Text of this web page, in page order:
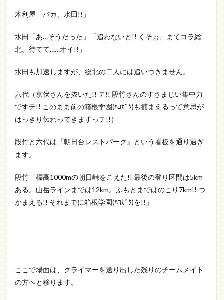
木利屋「バカ、水田!!」
水田「あ…そうだった」「追わないと!! くそぉ、まてコラ総
北。待てて……オイ!!」
水田も加速しますが、総北の二人には追いつきません。
六代（京伏さんを抜いた!! テ!! 段竹さんのすさまじい集中力
ですテ!! このまま前の箱根学園(ﾊｺｶﾞｸ)も捕まえるって意思が
はっきり伝わってきますっテ!!）
段竹と六代は『朝日台レストパーク』という看板を通り過ぎ
ます。
段竹「標高1000mの朝日峠をこえた!! 最後の登り区間は5km
ある。山岳ラインまでは12km。ふもとまではのこり7km!! つ
かまえる!! それまでに箱根学園(ﾊｺｶﾞｸ)を!!」
ここで場面は、クライマーを送り出した残りのチームメイト
の方へと移ります。